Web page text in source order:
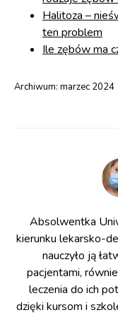
Halitoza –
ten problem
Ile zębów ma
Archiwum: marzec 2024
Absolwentka
kierunku lekarsko-
nauczyło ją
pacjentami,
leczenia do ich
dzięki kursom i